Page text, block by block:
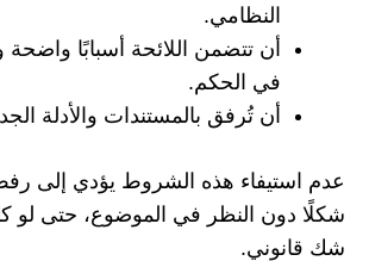
النظامي.
أن تتضمن اللائحة أسبابًا
في الحكم.
أن تُرفق بالمستندات والأدلة
عدم استيفاء هذه الشروط يؤدي إلى
شكلًا دون النظر في الموضوع، حتى لو
شك قانوني.